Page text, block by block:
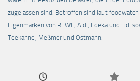
zugelassen sind. Betroffen sind laut
Eigenmarken von REWE, Aldi, Edeka und Lidl
Teekanne, Meßmer und Ostmann.